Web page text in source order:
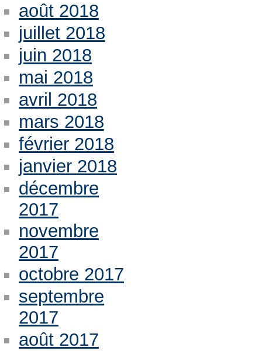
août 2018
juillet 2018
juin 2018
mai 2018
avril 2018
mars 2018
février 2018
janvier 2018
décembre
2017
novembre
2017
octobre 2017
septembre
2017
août 2017